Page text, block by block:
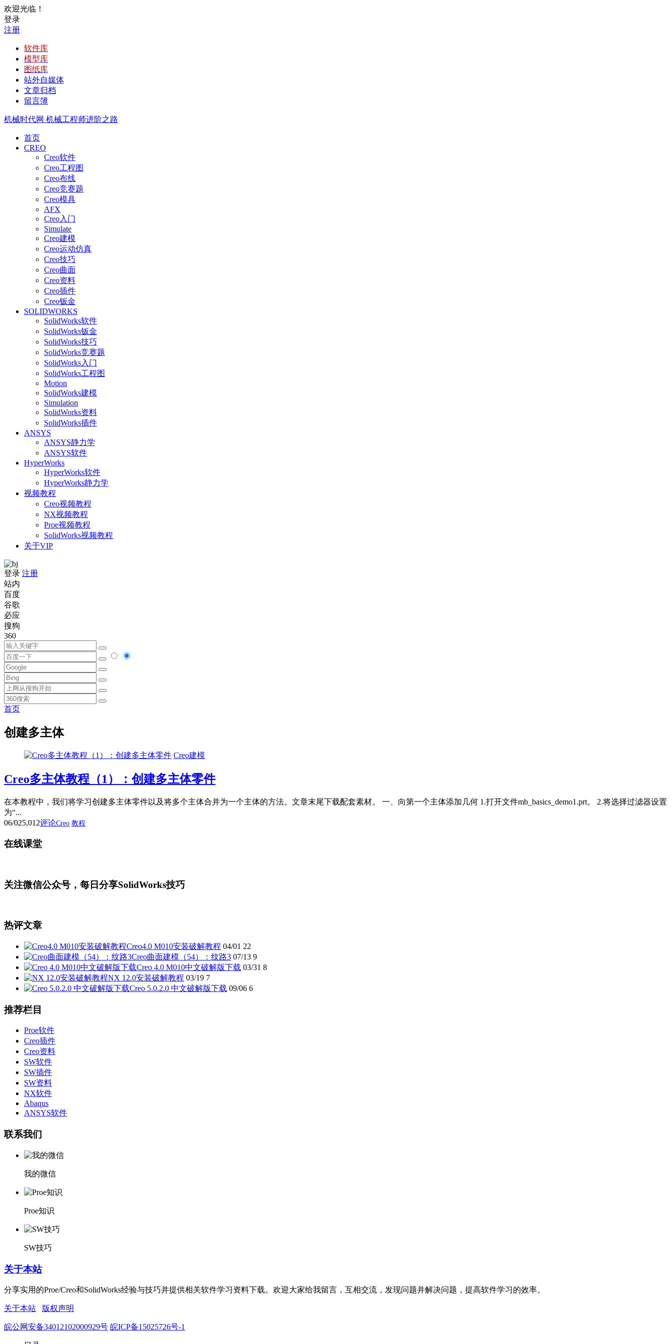
欢迎光临！
登录
注册
软件库
模型库
图纸库
站外自媒体
文章归档
留言簿
机械时代网 机械工程师进阶之路
首页
CREO
Creo软件
Creo工程图
Creo布线
Creo竞赛题
Creo模具
AFX
Creo入门
Simulate
Creo建模
Creo运动仿真
Creo技巧
Creo曲面
Creo资料
Creo插件
Creo钣金
SOLIDWORKS
SolidWorks软件
SolidWorks钣金
SolidWorks技巧
SolidWorks竞赛题
SolidWorks入门
SolidWorks工程图
Motion
SolidWorks建模
Simulation
SolidWorks资料
SolidWorks插件
ANSYS
ANSYS静力学
ANSYS软件
HyperWorks
HyperWorks软件
HyperWorks静力学
视频教程
Creo视频教程
NX视频教程
Proe视频教程
SolidWorks视频教程
关于VIP
登录 注册
站内
百度
谷歌
必应
搜狗
360
首页
创建多主体
Creo建模
Creo多主体教程（1）：创建多主体零件
在本教程中，我们将学习创建多主体零件以及将多个主体合并为一个主体的方法。文章末尾下载配套素材。 一、向第一个主体添加几何 1.打开文件mb_basics_demo1.prt。 2.将选择过滤器设置
为“...
06/025,012评论Creo 教程
在线课堂
关注微信公众号，每日分享SolidWorks技巧
热评文章
Creo4.0 M010安装破解教程 04/01 22
Creo曲面建模（54）：纹路3 07/13 9
Creo 4.0 M010中文破解版下载 03/31 8
NX 12.0安装破解教程 03/19 7
Creo 5.0.2.0 中文破解版下载 09/06 6
推荐栏目
Proe软件
Creo插件
Creo资料
SW软件
SW插件
SW资料
NX软件
Abaqus
ANSYS软件
联系我们
我的微信
Proe知识
SW技巧
关于本站
分享实用的Proe/Creo和SolidWorks经验与技巧并提供相关软件学习资料下载。欢迎大家给我留言，互相交流，发现问题并解决问题，提高软件学习的效率。
关于本站 版权声明
皖公网安备34012102000929号 皖ICP备15025726号-1